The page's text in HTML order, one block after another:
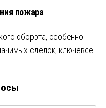
пожара
оборота, особенно
сделок, ключевое